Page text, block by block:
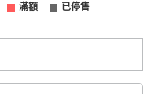
滿額 已停售